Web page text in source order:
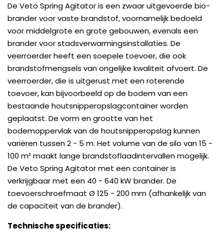
De Veto Spring Agitator is een zwaar uitgevoerde bio-
brander voor vaste brandstof, voornamelijk bedoeld
voor middelgrote en grote gebouwen, evenals een
brander voor stadsverwarmingsinstallaties. De
veerroerder heeft een soepele toevoer, die ook
brandstofmengsels van ongelijke kwaliteit afvoert. De
veerroerder, die is uitgerust met een roterende
toevoer, kan bijvoorbeeld op de bodem van een
bestaande houtsnipperopslagcontainer worden
geplaatst. De vorm en grootte van het
bodemoppervlak van de houtsnipperopslag kunnen
variëren tussen 2 - 5 m. Het volume van de silo van 15 -
100 m³ maakt lange brandstoflaadintervallen mogelijk.
De Veto Spring Agitator met een container is
verkrijgbaar met een 40 - 640 kW brander. De
toevoerschroefmaat Ø 125 - 200 mm (afhankelijk van
de capaciteit van de brander).
Technische specificaties: